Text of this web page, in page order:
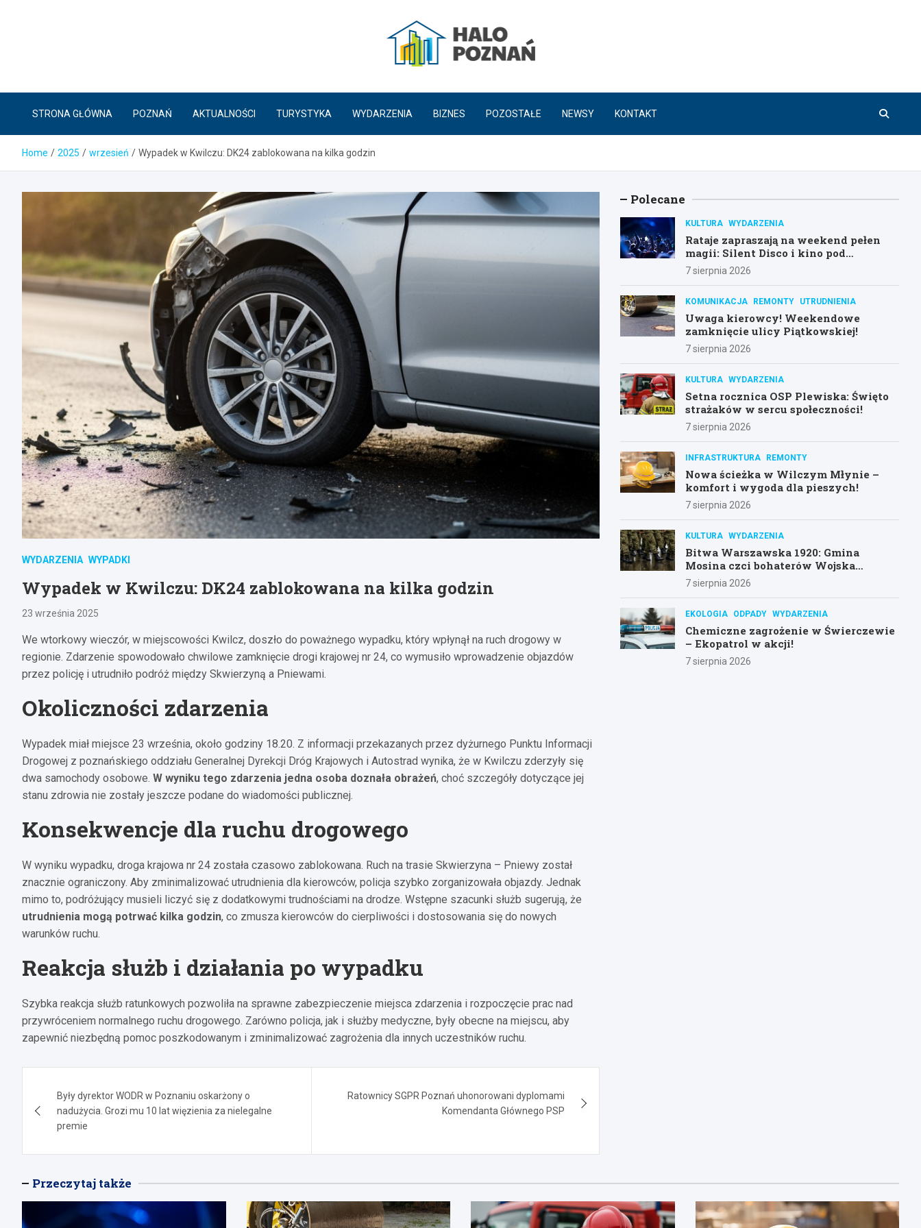
HaloPoznań.pl
STRONA GŁÓWNA POZNAŃ AKTUALNOŚCI TURYSTYKA WYDARZENIA BIZNES POZOSTAŁE NEWSY KONTAKT
Home 2025 wrzesień Wypadek w Kwilczu: DK24 zablokowana na kilka godzin
WYDARZENIA WYPADKI
Wypadek w Kwilczu: DK24 zablokowana na kilka godzin
23 września 2025
We wtorkowy wieczór, w miejscowości Kwilcz, doszło do poważnego wypadku, który wpłynął na ruch drogowy w
regionie. Zdarzenie spowodowało chwilowe zamknięcie drogi krajowej nr 24, co wymusiło wprowadzenie objazdów
przez policję i utrudniło podróż między Skwierzyną a Pniewami.
Okoliczności zdarzenia
Wypadek miał miejsce 23 września, około godziny 18.20. Z informacji przekazanych przez dyżurnego Punktu Informacji
Drogowej z poznańskiego oddziału Generalnej Dyrekcji Dróg Krajowych i Autostrad wynika, że w Kwilczu zderzyły się
dwa samochody osobowe. W wyniku tego zdarzenia jedna osoba doznała obrażeń, choć szczegóły dotyczące jej
stanu zdrowia nie zostały jeszcze podane do wiadomości publicznej.
Konsekwencje dla ruchu drogowego
W wyniku wypadku, droga krajowa nr 24 została czasowo zablokowana. Ruch na trasie Skwierzyna – Pniewy został
znacznie ograniczony. Aby zminimalizować utrudnienia dla kierowców, policja szybko zorganizowała objazdy. Jednak
mimo to, podróżujący musieli liczyć się z dodatkowymi trudnościami na drodze. Wstępne szacunki służb sugerują, że
utrudnienia mogą potrwać kilka godzin, co zmusza kierowców do cierpliwości i dostosowania się do nowych
warunków ruchu.
Reakcja służb i działania po wypadku
Szybka reakcja służb ratunkowych pozwoliła na sprawne zabezpieczenie miejsca zdarzenia i rozpoczęcie prac nad
przywróceniem normalnego ruchu drogowego. Zarówno policja, jak i służby medyczne, były obecne na miejscu, aby
zapewnić niezbędną pomoc poszkodowanym i zminimalizować zagrożenia dla innych uczestników ruchu.
wpisu
Były dyrektor WODR w Poznaniu oskarżony o
nadużycia. Grozi mu 10 lat więzienia za nielegalne
premie
Ratownicy SGPR Poznań uhonorowani dyplomami
Komendanta Głównego PSP
Polecane
KULTURA WYDARZENIA
Rataje zapraszają na weekend pełen
magii: Silent Disco i kino pod
gwiazdami!
7 sierpnia 2026
KOMUNIKACJA REMONTY UTRUDNIENIA
Uwaga kierowcy! Weekendowe
zamknięcie ulicy Piątkowskiej!
7 sierpnia 2026
KULTURA WYDARZENIA
Setna rocznica OSP Plewiska: Święto
strażaków w sercu społeczności!
7 sierpnia 2026
INFRASTRUKTURA REMONTY
Nowa ścieżka w Wilczym Młynie –
komfort i wygoda dla pieszych!
7 sierpnia 2026
KULTURA WYDARZENIA
Bitwa Warszawska 1920: Gmina
Mosina czci bohaterów Wojska
Polskiego
7 sierpnia 2026
EKOLOGIA ODPADY WYDARZENIA
Chemiczne zagrożenie w Świerczewie
– Ekopatrol w akcji!
7 sierpnia 2026
Przeczytaj także